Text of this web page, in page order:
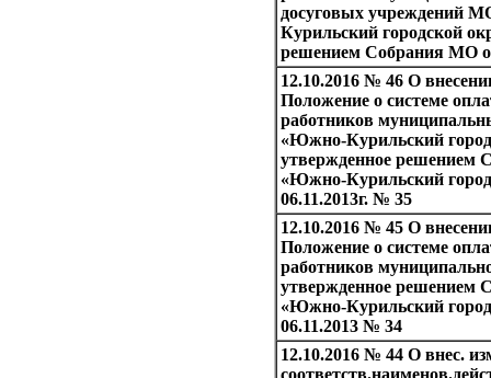
досуговых учреждений
Курильский городской
решением Собрания МО
12.10.2016 № 46 О
Положение о системе
работников
«Южно-Курильский
утвержденное решением
«Южно-Курильский
06.11.2013г. № 35
12.10.2016 № 45 О
Положение о системе
работников
утвержденное решением
«Южно-Курильский
06.11.2013 № 34
12.10.2016 № 44 О внес.